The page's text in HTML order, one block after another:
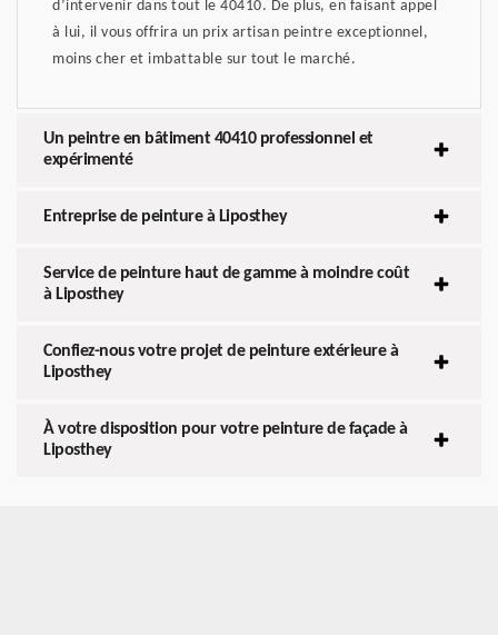
d’intervenir dans tout le 40410. De plus, en faisant appel
à lui, il vous offrira un prix artisan peintre exceptionnel,
moins cher et imbattable sur tout le marché.
Un peintre en bâtiment 40410 professionnel et
expérimenté
Entreprise de peinture à Liposthey
Service de peinture haut de gamme à moindre coût
à Liposthey
Confiez-nous votre projet de peinture extérieure à
Liposthey
À votre disposition pour votre peinture de façade à
Liposthey